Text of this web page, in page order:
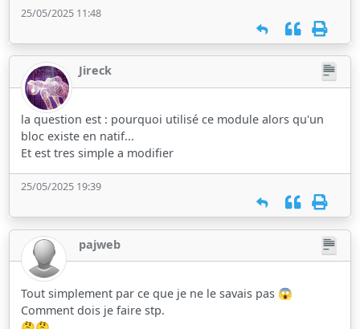
25/05/2025 11:48
Jireck
la question est : pourquoi utilisé ce module alors qu'un
bloc existe en natif...
Et est tres simple a modifier
25/05/2025 19:39
pajweb
Tout simplement par ce que je ne le savais pas 😱
Comment dois je faire stp.